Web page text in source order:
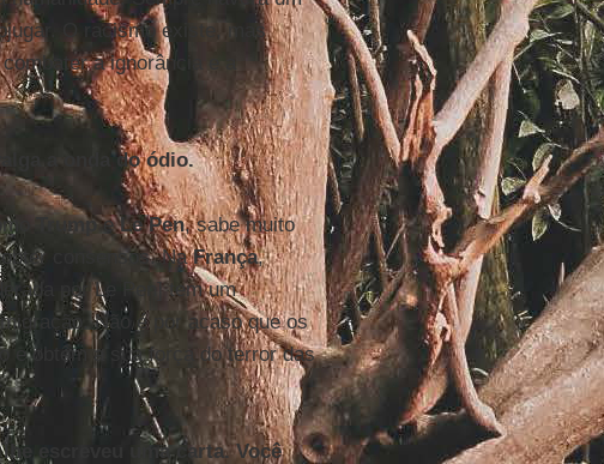
O racismo existe, mas
a ignorância e a
a onda do ódio.
TrumpeLe Pen, sabe muito
consensos. NaFrança,
por Le Pen] tem um
Não é por acaso que os
e obtêm a sua força do terror das
escreveu uma carta. Você